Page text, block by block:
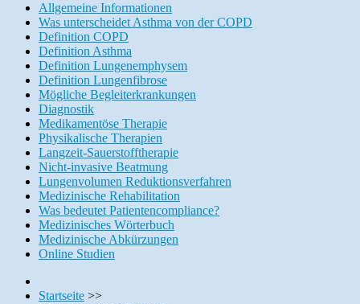
Allgemeine Informationen
Was unterscheidet Asthma von der COPD
Definition COPD
Definition Asthma
Definition Lungenemphysem
Definition Lungenfibrose
Mögliche Begleiterkrankungen
Diagnostik
Medikamentöse Therapie
Physikalische Therapien
Langzeit-Sauerstofftherapie
Nicht-invasive Beatmung
Lungenvolumen Reduktionsverfahren
Medizinische Rehabilitation
Was bedeutet Patientencompliance?
Medizinisches Wörterbuch
Medizinische Abkürzungen
Online Studien
Startseite >>